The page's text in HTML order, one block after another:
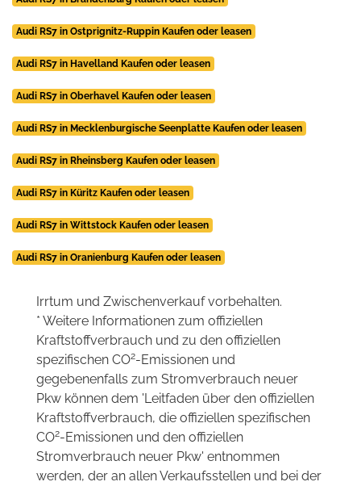
Audi RS7 in Ostprignitz-Ruppin Kaufen oder leasen
Audi RS7 in Havelland Kaufen oder leasen
Audi RS7 in Oberhavel Kaufen oder leasen
Audi RS7 in Mecklenburgische Seenplatte Kaufen oder leasen
Audi RS7 in Rheinsberg Kaufen oder leasen
Audi RS7 in Küritz Kaufen oder leasen
Audi RS7 in Wittstock Kaufen oder leasen
Audi RS7 in Oranienburg Kaufen oder leasen
Irrtum und Zwischenverkauf vorbehalten.
* Weitere Informationen zum offiziellen
Kraftstoffverbrauch und zu den offiziellen
spezifischen CO2-Emissionen und
gegebenenfalls zum Stromverbrauch neuer
Pkw können dem 'Leitfaden über den offiziellen
Kraftstoffverbrauch, die offiziellen spezifischen
CO2-Emissionen und den offiziellen
Stromverbrauch neuer Pkw' entnommen
werden, der an allen Verkaufsstellen und bei der